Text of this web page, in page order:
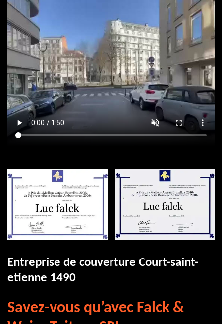
Entreprise de couverture Court-saint-
etienne 1490
Savez-vous qu’avec Falck &